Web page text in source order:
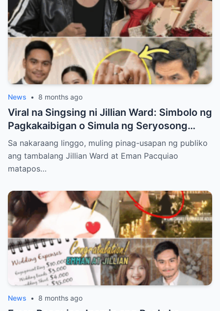
News • 8 months ago
Viral na Singsing ni Jillian Ward: Simbolo ng
Pagkakaibigan o Simula ng Seryosong
Relasyon kay Eman Pacquiao?
Sa nakaraang linggo, muling pinag-usapan ng publiko
ang tambalang Jillian Ward at Eman Pacquiao
matapos…
News • 8 months ago